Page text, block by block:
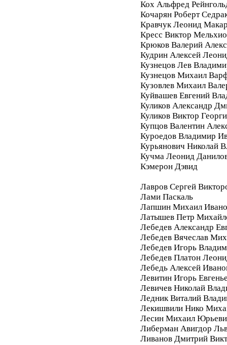
Кох Альфред
Кочарян Роберт
Кравчук Леонид
Кресс Виктор
Крюков Валерий
Кудрин Алексей
Кузнецов Лев
Кузнецов Михаил
Кузовлев Михаил
Куйвашев Евгений
Куликов Александр
Куликов Виктор
Купцов Валентин
Куроедов Владимир
Курьянович Николай
Кучма Леонид
Кэмерон Дэвид
Лавров Сергей
Лами Паскаль
Лапшин Михаил
Латышев Петр
Лебедев Александр
Лебедев Вячеслав
Лебедев Игорь
Лебедев Платон
Лебедь Алексей
Левитин Игорь
Левичев Николай
Ледник Виталий
Лекишвили Нико
Лесин Михаил
Либерман Авигдор
Ливанов Дмитрий